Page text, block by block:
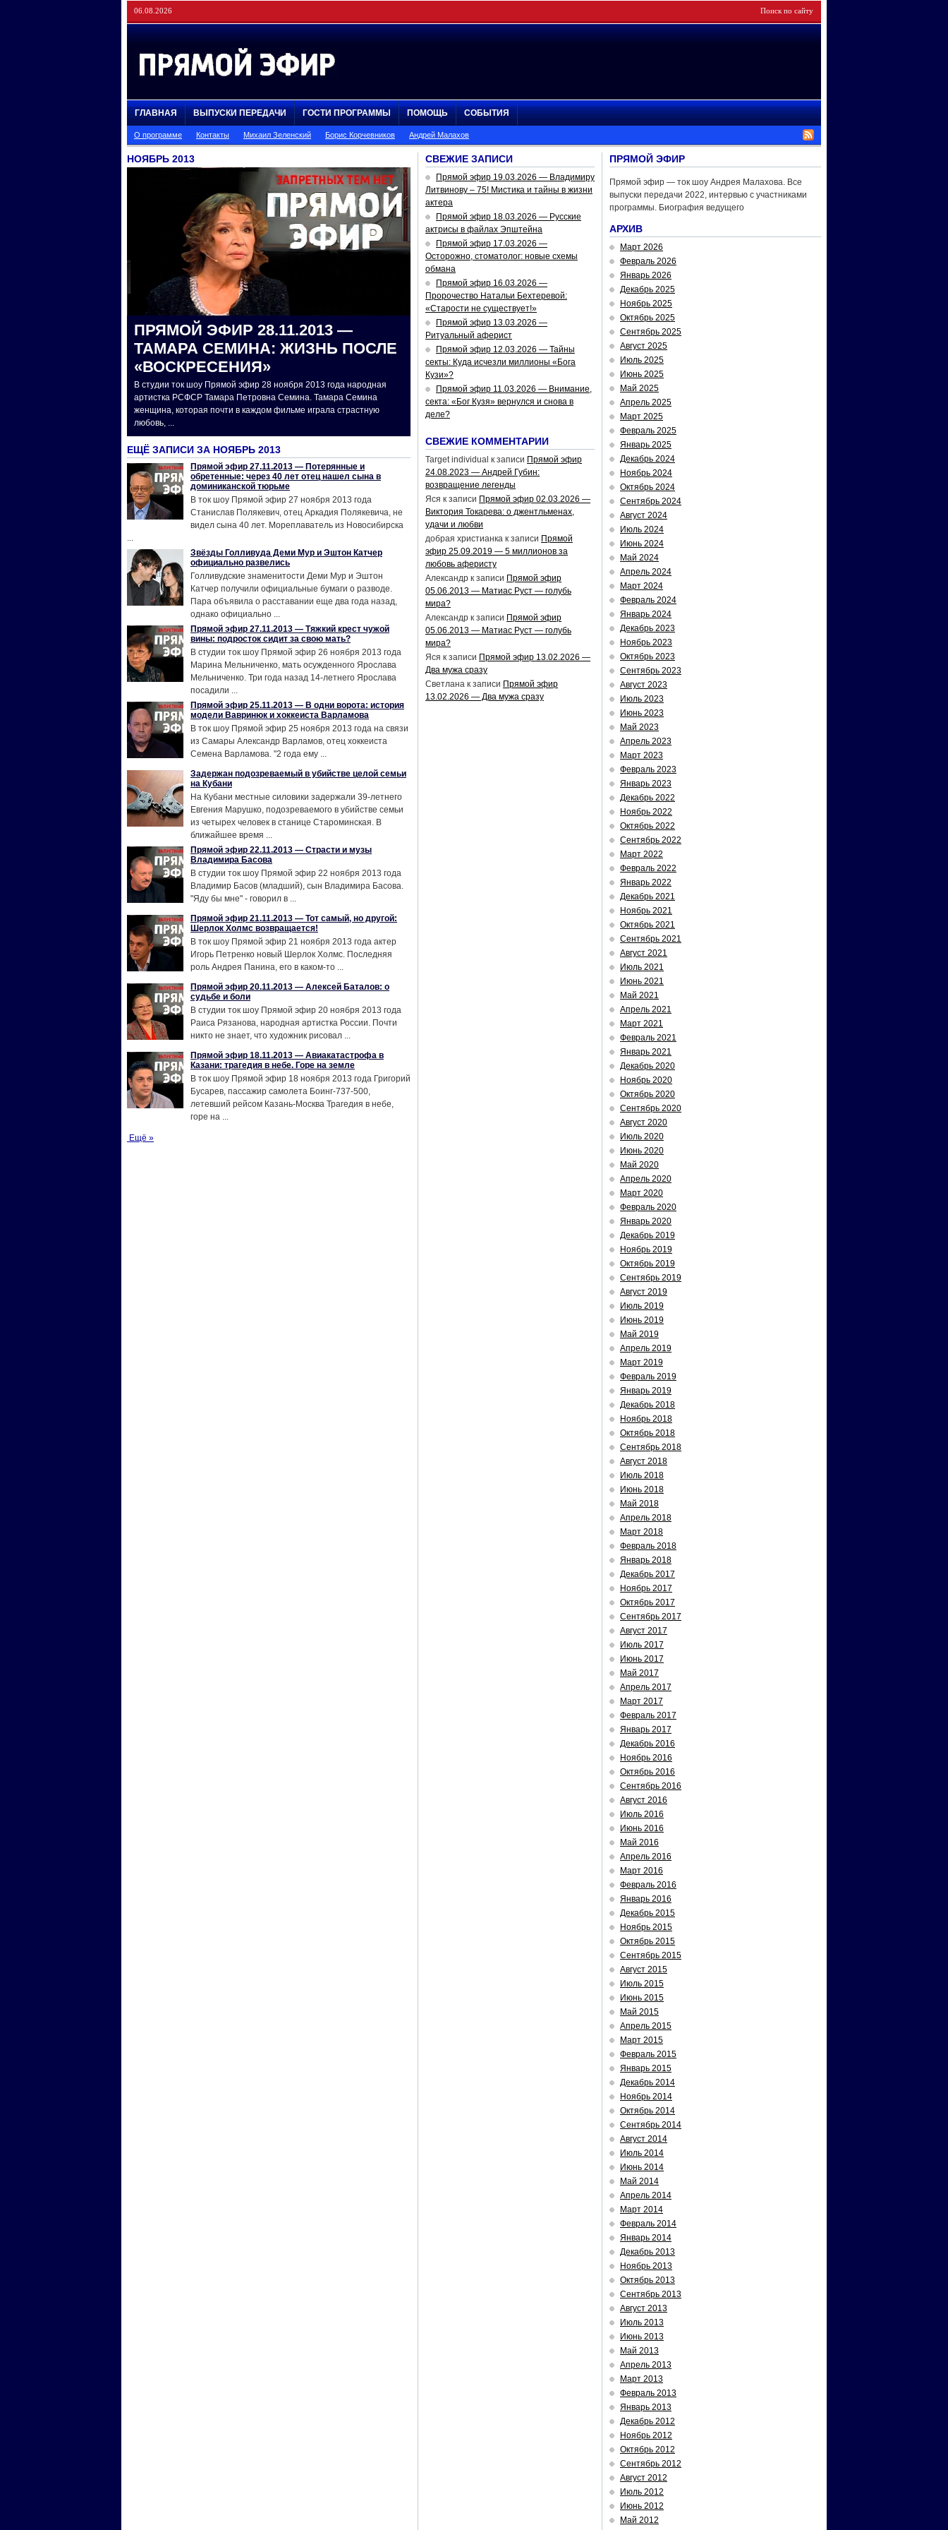
06.08.2026
ГЛАВНАЯ ВЫПУСКИ ПЕРЕДАЧИ ГОСТИ ПРОГРАММЫ ПОМОЩЬ СОБЫТИЯ
О программе Контакты Михаил Зеленский Борис Корчевников Андрей Малахов
НОЯБРЬ 2013
ПРЯМОЙ ЭФИР 28.11.2013 —
ТАМАРА СЕМИНА: ЖИЗНЬ ПОСЛЕ
«ВОСКРЕСЕНИЯ»
В студии ток шоу Прямой эфир 28 ноября 2013 года народная
артистка РСФСР Тамара Петровна Семина. Тамара Семина
женщина, которая почти в каждом фильме играла страстную
любовь, ...
ЕЩЁ ЗАПИСИ ЗА НОЯБРЬ 2013
Прямой эфир 27.11.2013 — Потерянные и
обретенные: через 40 лет отец нашел сына в
доминиканской тюрьме
В ток шоу Прямой эфир 27 ноября 2013 года
Станислав Полякевич, отец Аркадия Полякевича, не
видел сына 40 лет. Мореплаватель из Новосибирска
...
Звёзды Голливуда Деми Мур и Эштон Катчер
официально развелись
Голливудские знаменитости Деми Мур и Эштон
Катчер получили официальные бумаги о разводе.
Пара объявила о расставании еще два года назад,
однако официально ...
Прямой эфир 27.11.2013 — Тяжкий крест чужой
вины: подросток сидит за свою мать?
В студии ток шоу Прямой эфир 26 ноября 2013 года
Марина Мельниченко, мать осужденного Ярослава
Мельниченко. Три года назад 14-летнего Ярослава
посадили ...
Прямой эфир 25.11.2013 — В одни ворота: история
модели Вавринюк и хоккеиста Варламова
В ток шоу Прямой эфир 25 ноября 2013 года на связи
из Самары Александр Варламов, отец хоккеиста
Семена Варламова. "2 года ему ...
Задержан подозреваемый в убийстве целой семьи
на Кубани
На Кубани местные силовики задержали 39-летнего
Евгения Марушко, подозреваемого в убийстве семьи
из четырех человек в станице Староминская. В
ближайшее время ...
Прямой эфир 22.11.2013 — Страсти и музы
Владимира Басова
В студии ток шоу Прямой эфир 22 ноября 2013 года
Владимир Басов (младший), сын Владимира Басова.
"Яду бы мне" - говорил в ...
Прямой эфир 21.11.2013 — Тот самый, но другой:
Шерлок Холмс возвращается!
В ток шоу Прямой эфир 21 ноября 2013 года актер
Игорь Петренко новый Шерлок Холмс. Последняя
роль Андрея Панина, его в каком-то ...
Прямой эфир 20.11.2013 — Алексей Баталов: о
судьбе и боли
В студии ток шоу Прямой эфир 20 ноября 2013 года
Раиса Рязанова, народная артистка России. Почти
никто не знает, что художник рисовал ...
Прямой эфир 18.11.2013 — Авиакатастрофа в
Казани: трагедия в небе. Горе на земле
В ток шоу Прямой эфир 18 ноября 2013 года Григорий
Бусарев, пассажир самолета Боинг-737-500,
летевший рейсом Казань-Москва Трагедия в небе,
горе на ...
Ещё »
СВЕЖИЕ ЗАПИСИ
Прямой эфир 19.03.2026 — Владимиру
Литвинову – 75! Мистика и тайны в жизни
актера
Прямой эфир 18.03.2026 — Русские
актрисы в файлах Эпштейна
Прямой эфир 17.03.2026 —
Осторожно, стоматолог: новые схемы
обмана
Прямой эфир 16.03.2026 —
Пророчество Натальи Бехтеревой:
«Старости не существует!»
Прямой эфир 13.03.2026 —
Ритуальный аферист
Прямой эфир 12.03.2026 — Тайны
секты: Куда исчезли миллионы «Бога
Кузи»?
Прямой эфир 11.03.2026 — Внимание,
секта: «Бог Кузя» вернулся и снова в
деле?
СВЕЖИЕ КОММЕНТАРИИ
Target individual к записи Прямой эфир
24.08.2023 — Андрей Губин:
возвращение легенды
Яся к записи Прямой эфир 02.03.2026 —
Виктория Токарева: о джентльменах,
удачи и любви
добрая христианка к записи Прямой
эфир 25.09.2019 — 5 миллионов за
любовь аферисту
Александр к записи Прямой эфир
05.06.2013 — Матиас Руст — голубь
мира?
Александр к записи Прямой эфир
05.06.2013 — Матиас Руст — голубь
мира?
Яся к записи Прямой эфир 13.02.2026 —
Два мужа сразу
Светлана к записи Прямой эфир
13.02.2026 — Два мужа сразу
ПРЯМОЙ ЭФИР
Прямой эфир — ток шоу Андрея Малахова. Все
выпуски передачи 2022, интервью с участниками
программы. Биография ведущего
АРХИВ
Март 2026
Февраль 2026
Январь 2026
Декабрь 2025
Ноябрь 2025
Октябрь 2025
Сентябрь 2025
Август 2025
Июль 2025
Июнь 2025
Май 2025
Апрель 2025
Март 2025
Февраль 2025
Январь 2025
Декабрь 2024
Ноябрь 2024
Октябрь 2024
Сентябрь 2024
Август 2024
Июль 2024
Июнь 2024
Май 2024
Апрель 2024
Март 2024
Февраль 2024
Январь 2024
Декабрь 2023
Ноябрь 2023
Октябрь 2023
Сентябрь 2023
Август 2023
Июль 2023
Июнь 2023
Май 2023
Апрель 2023
Март 2023
Февраль 2023
Январь 2023
Декабрь 2022
Ноябрь 2022
Октябрь 2022
Сентябрь 2022
Март 2022
Февраль 2022
Январь 2022
Декабрь 2021
Ноябрь 2021
Октябрь 2021
Сентябрь 2021
Август 2021
Июль 2021
Июнь 2021
Май 2021
Апрель 2021
Март 2021
Февраль 2021
Январь 2021
Декабрь 2020
Ноябрь 2020
Октябрь 2020
Сентябрь 2020
Август 2020
Июль 2020
Июнь 2020
Май 2020
Апрель 2020
Март 2020
Февраль 2020
Январь 2020
Декабрь 2019
Ноябрь 2019
Октябрь 2019
Сентябрь 2019
Август 2019
Июль 2019
Июнь 2019
Май 2019
Апрель 2019
Март 2019
Февраль 2019
Январь 2019
Декабрь 2018
Ноябрь 2018
Октябрь 2018
Сентябрь 2018
Август 2018
Июль 2018
Июнь 2018
Май 2018
Апрель 2018
Март 2018
Февраль 2018
Январь 2018
Декабрь 2017
Ноябрь 2017
Октябрь 2017
Сентябрь 2017
Август 2017
Июль 2017
Июнь 2017
Май 2017
Апрель 2017
Март 2017
Февраль 2017
Январь 2017
Декабрь 2016
Ноябрь 2016
Октябрь 2016
Сентябрь 2016
Август 2016
Июль 2016
Июнь 2016
Май 2016
Апрель 2016
Март 2016
Февраль 2016
Январь 2016
Декабрь 2015
Ноябрь 2015
Октябрь 2015
Сентябрь 2015
Август 2015
Июль 2015
Июнь 2015
Май 2015
Апрель 2015
Март 2015
Февраль 2015
Январь 2015
Декабрь 2014
Ноябрь 2014
Октябрь 2014
Сентябрь 2014
Август 2014
Июль 2014
Июнь 2014
Май 2014
Апрель 2014
Март 2014
Февраль 2014
Январь 2014
Декабрь 2013
Ноябрь 2013
Октябрь 2013
Сентябрь 2013
Август 2013
Июль 2013
Июнь 2013
Май 2013
Апрель 2013
Март 2013
Февраль 2013
Январь 2013
Декабрь 2012
Ноябрь 2012
Октябрь 2012
Сентябрь 2012
Август 2012
Июль 2012
Июнь 2012
Май 2012